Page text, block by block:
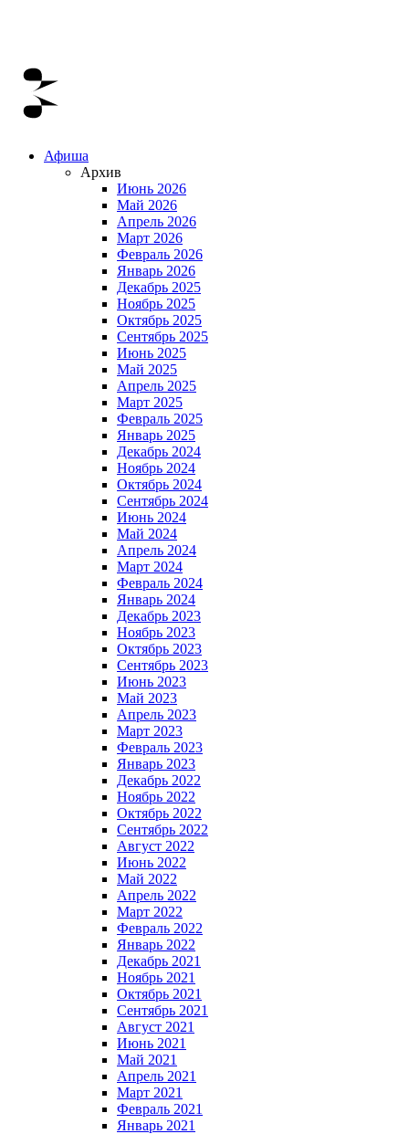
Афиша
Архив
Июнь 2026
Май 2026
Апрель 2026
Март 2026
Февраль 2026
Январь 2026
Декабрь 2025
Ноябрь 2025
Октябрь 2025
Сентябрь 2025
Июнь 2025
Май 2025
Апрель 2025
Март 2025
Февраль 2025
Январь 2025
Декабрь 2024
Ноябрь 2024
Октябрь 2024
Сентябрь 2024
Июнь 2024
Май 2024
Апрель 2024
Март 2024
Февраль 2024
Январь 2024
Декабрь 2023
Ноябрь 2023
Октябрь 2023
Сентябрь 2023
Июнь 2023
Май 2023
Апрель 2023
Март 2023
Февраль 2023
Январь 2023
Декабрь 2022
Ноябрь 2022
Октябрь 2022
Сентябрь 2022
Август 2022
Июнь 2022
Май 2022
Апрель 2022
Март 2022
Февраль 2022
Январь 2022
Декабрь 2021
Ноябрь 2021
Октябрь 2021
Сентябрь 2021
Август 2021
Июнь 2021
Май 2021
Апрель 2021
Март 2021
Февраль 2021
Январь 2021